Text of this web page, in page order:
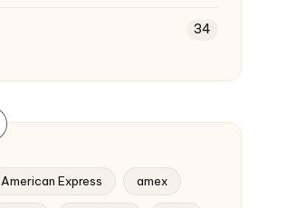
34
American Express amex